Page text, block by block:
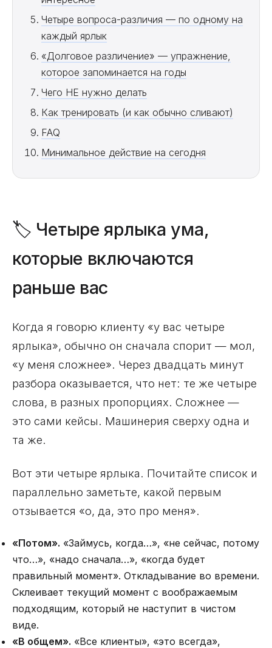
Четыре вопроса-различия — по одному на
каждый ярлык
«Долговое различение» — упражнение,
которое запоминается на годы
Чего НЕ нужно делать
Как тренировать (и как обычно сливают)
FAQ
Минимальное действие на сегодня
🏷 Четыре ярлыка ума,
которые включаются
раньше вас
Когда я говорю клиенту «у вас четыре
ярлыка», обычно он сначала спорит — мол,
«у меня сложнее». Через двадцать минут
разбора оказывается, что нет: те же четыре
слова, в разных пропорциях. Сложнее —
это сами кейсы. Машинерия сверху одна и
та же.
Вот эти четыре ярлыка. Почитайте список и
параллельно заметьте, какой первым
отзывается «о, да, это про меня».
«Потом». «Займусь, когда…», «не сейчас, потому
что…», «надо сначала…», «когда будет
правильный момент». Откладывание во времени.
Склеивает текущий момент с воображаемым
подходящим, который не наступит в чистом
виде.
«В общем». «Все клиенты», «это всегда»,